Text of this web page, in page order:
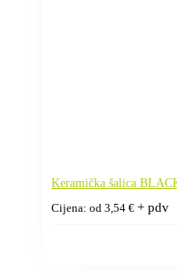
Keramička šalica
Cijena: od 3,54 € + pdv